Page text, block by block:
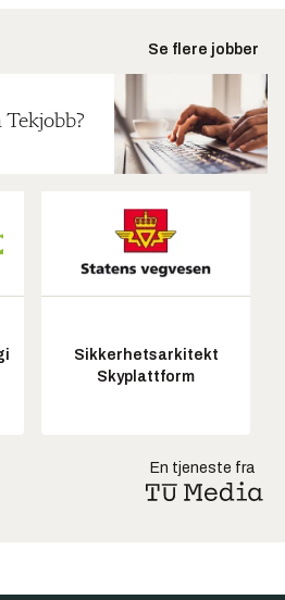
Se flere jobber
Sikkerhetsarkitekt
Skyplattform
En tjeneste fra